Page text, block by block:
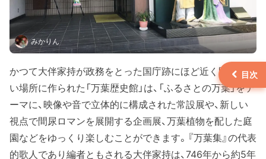
みかりん
かつて大伴家持が政務をとった国庁跡にほど近く眺望のよ
い場所に作られた「万葉歴史館」は、「ふるさとの万葉」をテ
ーマに、映像や音で立体的に構成された常設展や、新しい
視点で間尿ロマンを展開する企画展、万葉植物を配した庭
園などをゆっくり楽しむことができます。『万葉集』の代表
的歌人であり編者ともされる大伴家持は、746年から約5年